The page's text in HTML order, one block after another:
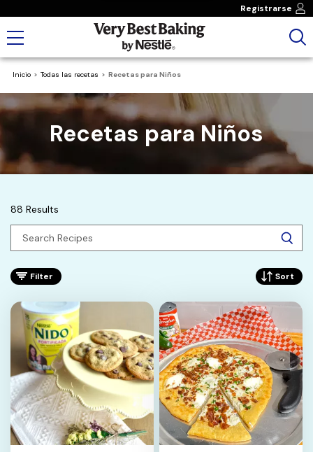
Registrarse
Inicio Todas las recetas Recetas para Niños
Recetas para Niños
88 Results
Filter Sort